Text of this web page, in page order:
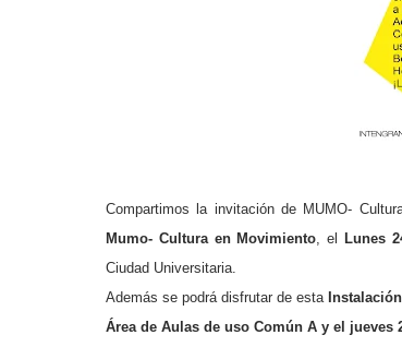
Compartimos la invitación de MUMO-
Mumo- Cultura en Movimiento, el Lunes
Ciudad Universitaria.
Además se podrá disfrutar de esta
Área de Aulas de uso Común A y el